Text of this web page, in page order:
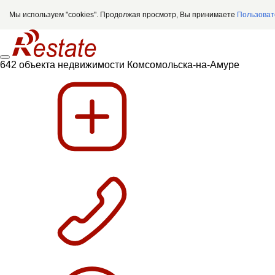
Мы используем "cookies". Продолжая просмотр, Вы принимаете
642 объекта недвижимости Комсомольска-на-Амуре